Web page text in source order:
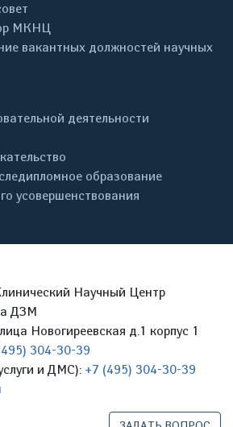
МКНЦ
вакантных должностей научных
деятельности
образование
усовершенствования
Научный Центр
ДЗМ
Новогиреевская д.1 корпус 1
304-30-39
и ДМС): +7 (495) 304-30-39